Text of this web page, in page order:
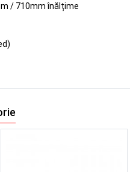
/ 710mm înălțime